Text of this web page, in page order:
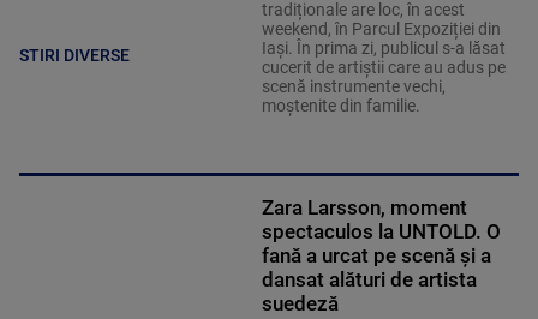
STIRI DIVERSE
tradiționale are loc, în acest
weekend, în Parcul Expoziției din
Iași. În prima zi, publicul s-a lăsat
cucerit de artiștii care au adus pe
scenă instrumente vechi,
moștenite din familie.
Zara Larsson, moment
spectaculos la UNTOLD. O
fană a urcat pe scenă și a
dansat alături de artista
suedeză